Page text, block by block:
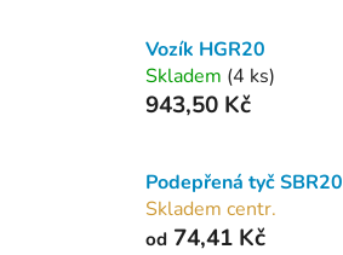
Vozík HGR20
Skladem (4 ks)
943,50 Kč
Podepřená tyč SBR20
Skladem centr.
od 74,41 Kč